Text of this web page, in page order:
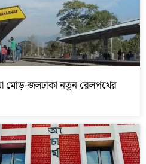
মোড়-জলঢাকা নতুন রেলপথের